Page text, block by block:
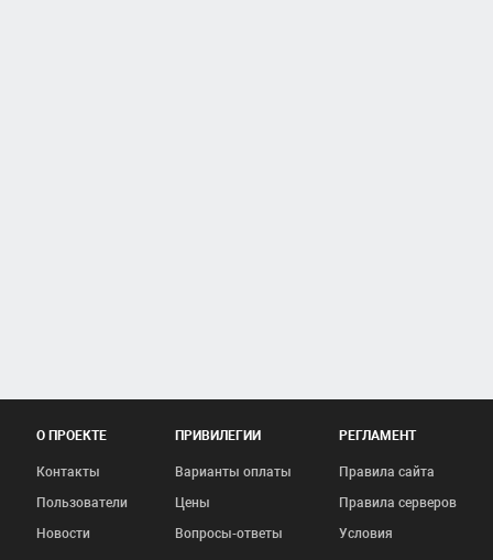
О ПРОЕКТЕ
Контакты
Пользователи
Новости
ПРИВИЛЕГИИ
Варианты оплаты
Цены
Вопросы-ответы
РЕГЛАМЕНТ
Правила сайта
Правила серверов
Условия